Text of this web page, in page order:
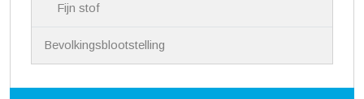
Fijn stof
Bevolkingsblootstelling